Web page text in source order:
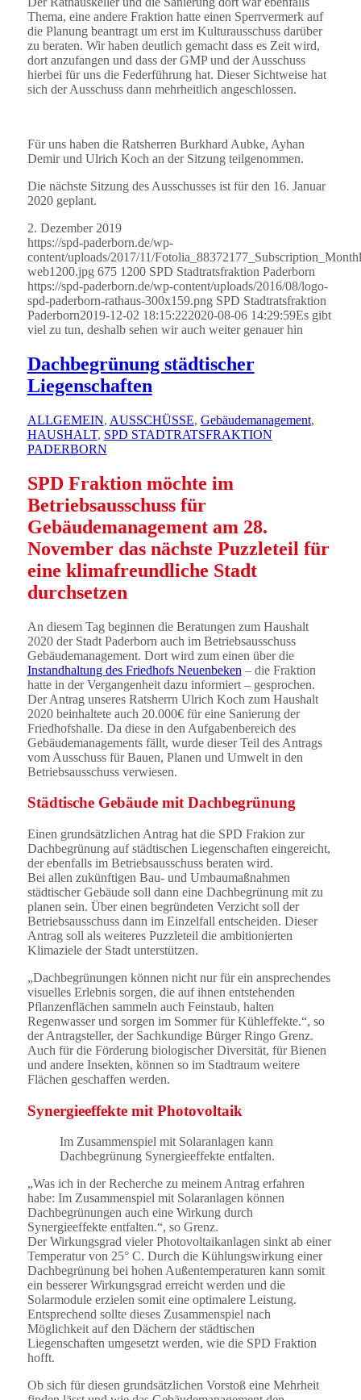
Thema, eine andere Fraktion hatte einen Sperrvermerk auf
die Planung beantragt um erst im Kulturausschuss darüber
zu beraten. Wir haben deutlich gemacht dass es Zeit wird,
dort anzufangen und dass der GMP und der Ausschuss
hierbei für uns die Federführung hat. Dieser Sichtweise hat
sich der Ausschuss dann mehrheitlich angeschlossen.
Für uns haben die Ratsherren Burkhard Aubke, Ayhan
Demir und Ulrich Koch an der Sitzung teilgenommen.
Die nächste Sitzung des Ausschusses ist für den 16. Januar
2020 geplant.
2. Dezember 2019
https://spd-paderborn.de/wp-
content/uploads/2017/11/
web1200.jpg 675 1200 SPD Stadtratsfraktion Paderborn
https://spd-paderborn.de/wp-content/uploads/2016/08/logo-
spd-paderborn-rathaus-300x159.png SPD Stadtratsfraktion
Paderborn2019-12-02 18:15:222020-08-06 14:29:59Es gibt
viel zu tun, deshalb sehen wir auch weiter genauer hin
Dachbegrünung städtischer
Liegenschaften
ALLGEMEIN, AUSSCHÜSSE, Gebäudemanagement,
HAUSHALT, SPD STADTRATSFRAKTION
PADERBORN
SPD Fraktion möchte im
Betriebsausschuss für
Gebäudemanagement am 28.
November das nächste Puzzleteil für
eine klimafreundliche Stadt
durchsetzen
An diesem Tag beginnen die Beratungen zum Haushalt
2020 der Stadt Paderborn auch im Betriebsausschuss
Gebäudemanagement. Dort wird zum einen über die
Instandhaltung des Friedhofs Neuenbeken – die Fraktion
hatte in der Vergangenheit dazu informiert – gesprochen.
Der Antrag unseres Ratsherrn Ulrich Koch zum Haushalt
2020 beinhaltete auch 20.000€ für eine Sanierung der
Friedhofshalle. Da diese in den Aufgabenbereich des
Gebäudemanagements fällt, wurde dieser Teil des Antrags
vom Ausschuss für Bauen, Planen und Umwelt in den
Betriebsausschuss verwiesen.
Städtische Gebäude mit Dachbegrünung
Einen grundsätzlichen Antrag hat die SPD Frakion zur
Dachbegrünung auf städtischen Liegenschaften eingereicht,
der ebenfalls im Betriebsausschuss beraten wird.
Bei allen zukünftigen Bau- und Umbaumaßnahmen
städtischer Gebäude soll dann eine Dachbegrünung mit zu
planen sein. Über einen begründeten Verzicht soll der
Betriebsausschuss dann im Einzelfall entscheiden. Dieser
Antrag soll als weiteres Puzzleteil die ambitionierten
Klimaziele der Stadt unterstützen.
„Dachbegrünungen können nicht nur für ein ansprechendes
visuelles Erlebnis sorgen, die auf ihnen entstehenden
Pflanzenflächen sammeln auch Feinstaub, halten
Regenwasser und sorgen im Sommer für Kühleffekte.“, so
der Antragsteller, der Sachkundige Bürger Ringo Grenz.
Auch für die Förderung biologischer Diversität, für Bienen
und andere Insekten, können so im Stadtraum weitere
Flächen geschaffen werden.
Synergieeffekte mit Photovoltaik
Im Zusammenspiel mit Solaranlagen kann
Dachbegrünung Synergieeffekte entfalten.
„Was ich in der Recherche zu meinem Antrag erfahren
habe: Im Zusammenspiel mit Solaranlagen können
Dachbegrünungen auch eine Wirkung durch
Synergieeffekte entfalten.“, so Grenz.
Der Wirkungsgrad vieler Photovoltaikanlagen sinkt ab einer
Temperatur von 25° C. Durch die Kühlungswirkung einer
Dachbegrünung bei hohen Außentemperaturen kann somit
ein besserer Wirkungsgrad erreicht werden und die
Solarmodule erzielen somit eine optimalere Leistung.
Entsprechend sollte dieses Zusammenspiel nach
Möglichkeit auf den Dächern der städtischen
Liegenschaften umgesetzt werden, wie die SPD Fraktion
hofft.
Ob sich für diesen grundsätzlichen Vorstoß eine Mehrheit